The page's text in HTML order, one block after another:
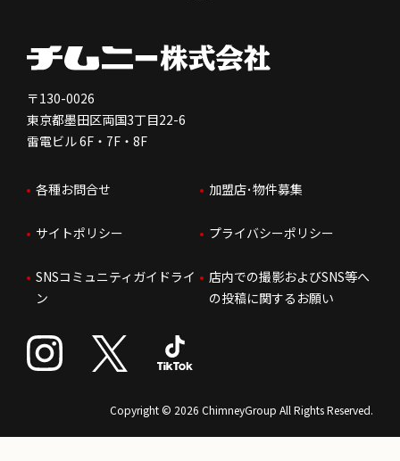
免責事項
株価情報
IRお問合せ
会社を知る
人を知る
はたらく環境
人財育成
サステナビリティ
独立支援について
FC加盟店お問合せ
〒130-0026
東京都墨田区両国3丁目22-6
雷電ビル 6F・7F・8F
各種お問合せ 加盟店･物件募集
サイトポリシー プライバシーポリシー
SNSコミュニティガイドライ
ン
店内での撮影およびSNS等へ
の投稿に関するお願い
Copyright © 2026 ChimneyGroup All Rights Reserved.